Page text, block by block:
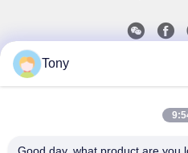
Chính sách bảo mật
Chengdu Hsinda Polymer
Tony